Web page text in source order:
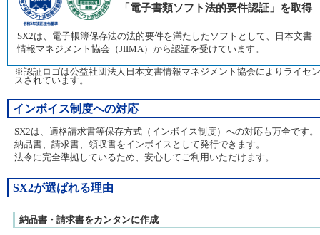
「電子書類ソフト法的要件認証」を取得
SX2は、電子帳簿保存法の法的要件を満たしたソフトとして、日本文書
情報マネジメント協会（JIIMA）から認証を受けています。
※認証ロゴは公益社団法人日本文書情報マネジメント協会によりライセン
スされています。
インボイス制度への対応
SX2は、適格請求書等保存方式（インボイス制度）への対応も万全です。
納品書、請求書、領収書をインボイスとして発行できます。
法令に完全準拠しているため、安心してご利用いただけます。
SX2が選ばれる理由
納品書・請求書をカンタンに作成